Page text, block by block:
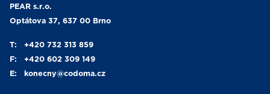
PEAR s.r.o.
Optátova 37, 637 00 Brno
T:
+420 732 313 859
F:
+420 602 309 149
E:
konecny@codoma.cz